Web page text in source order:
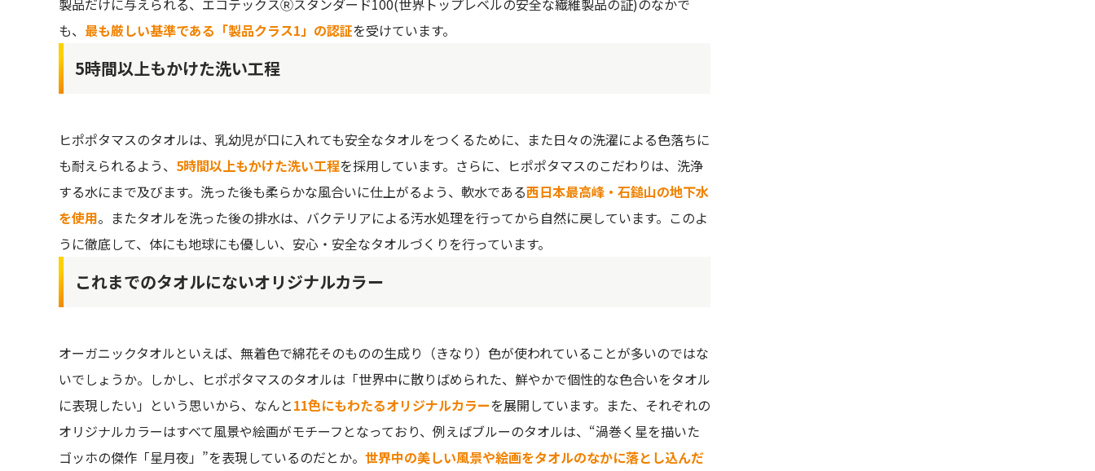
製品だけに与えられる、エコテックスⓇスタンダード100(世界トップレベルの安全な繊維製品の証)のなかで
も、 最も厳しい基準である「製品クラス1」の認証を受けています。
5時間以上もかけた洗い工程
ヒポポタマスのタオルは、乳幼児が口に入れても安全なタオルをつくるために、また日々の洗濯による色落ちに
も耐えられるよう、 5時間以上もかけた洗い工程を採用しています。さらに、ヒポポタマスのこだわりは、洗浄
する水にまで及びます。洗った後も柔らかな風合いに仕上がるよう、軟水である西日本最高峰・石鎚山の地下水
を使用。またタオルを洗った後の排水は、バクテリアによる汚水処理を行ってから自然に戻しています。このよ
うに徹底して、体にも地球にも優しい、安心・安全なタオルづくりを行っています。
これまでのタオルにないオリジナルカラー
オーガニックタオルといえば、無着色で綿花そのものの生成り（きなり）色が使われていることが多いのではな
いでしょうか。しかし、ヒポポタマスのタオルは「世界中に散りばめられた、鮮やかで個性的な色合いをタオル
に表現したい」という思いから、なんと11色にもわたるオリジナルカラーを展開しています。また、それぞれの
オリジナルカラーはすべて風景や絵画がモチーフとなっており、例えばブルーのタオルは、“渦巻く星を描いた
ゴッホの傑作「星月夜」”を表現しているのだとか。 世界中の美しい風景や絵画をタオルのなかに落とし込んだ